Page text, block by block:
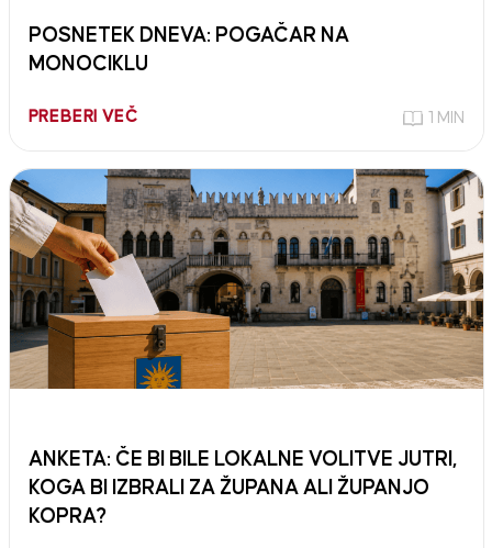
POSNETEK DNEVA: POGAČAR NA
MONOCIKLU
PREBERI VEČ 1 MIN
ANKETA: ČE BI BILE LOKALNE VOLITVE JUTRI,
KOGA BI IZBRALI ZA ŽUPANA ALI ŽUPANJO
KOPRA?